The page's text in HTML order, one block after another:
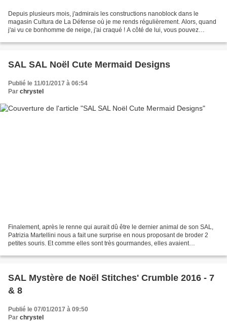
Depuis plusieurs mois, j'admirais les constructions nanoblock dans le
magasin Cultura de La Défense où je me rends régulièrement. Alors, quand
j'ai vu ce bonhomme de neige, j'ai craqué ! A côté de lui, vous pouvez
SAL SAL Noël Cute Mermaid Designs
Publié le 11/01/2017 à 06:54
Par chrystel
Finalement, après le renne qui aurait dû être le dernier animal de son SAL,
Patrizia Martellini nous a fait une surprise en nous proposant de broder 2
petites souris. Et comme elles sont très gourmandes, elles avaient
SAL Mystère de Noël Stitches' Crumble 2016 - 7
& 8
Publié le 07/01/2017 à 09:50
Par chrystel